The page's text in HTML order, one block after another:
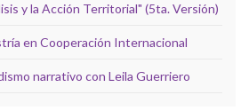
y la Acción Territorial" (5ta. Versión)
en Cooperación Internacional
narrativo con Leila Guerriero